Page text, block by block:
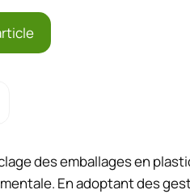
des emballages en
En adoptant des